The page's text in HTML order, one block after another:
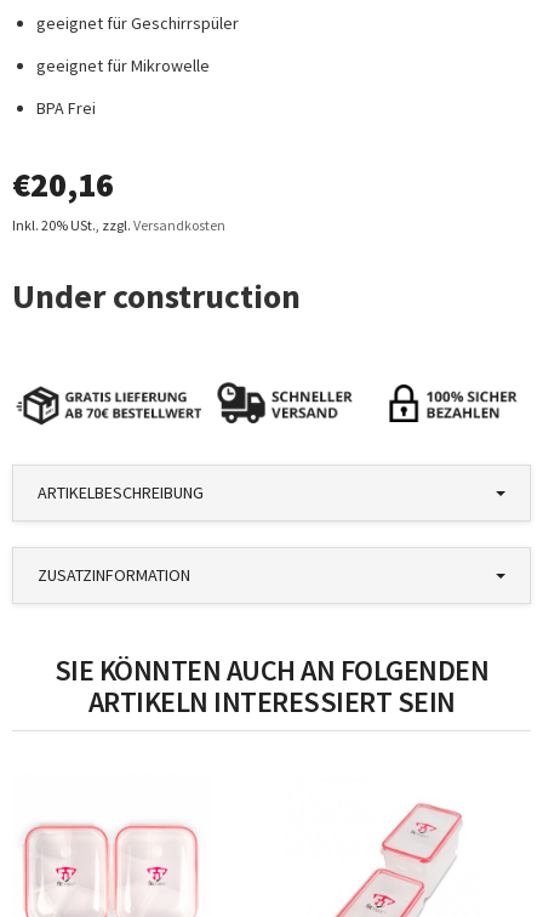
geeignet für Geschirrspüler
geeignet für Mikrowelle
BPA Frei
€20,16
Inkl. 20% USt. zzgl. Versandkosten
ARTIKELBESCHREIBUNG
ZUSATZINFORMATION
SIE KÖNNTEN AUCH AN FOLGENDEN
ARTIKELN INTERESSIERT SEIN